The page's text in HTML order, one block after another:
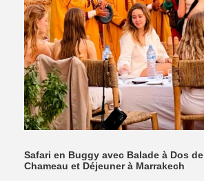
Safari en Buggy avec Balade à Dos de
Chameau et Déjeuner à Marrakech